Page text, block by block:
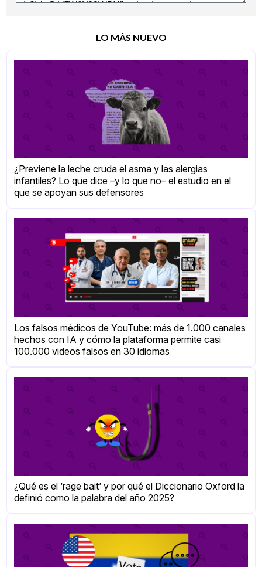
LO MÁS NUEVO
¿Previene la leche cruda el asma y las alergias
infantiles? Lo que dice –y lo que no– el estudio en el
que se apoyan sus defensores
Los falsos médicos de YouTube: más de 1.000 canales
hechos con IA y cómo la plataforma permite casi
100.000 videos falsos en 30 idiomas
¿Qué es el ‘rage bait’ y por qué el Diccionario Oxford la
definió como la palabra del año 2025?